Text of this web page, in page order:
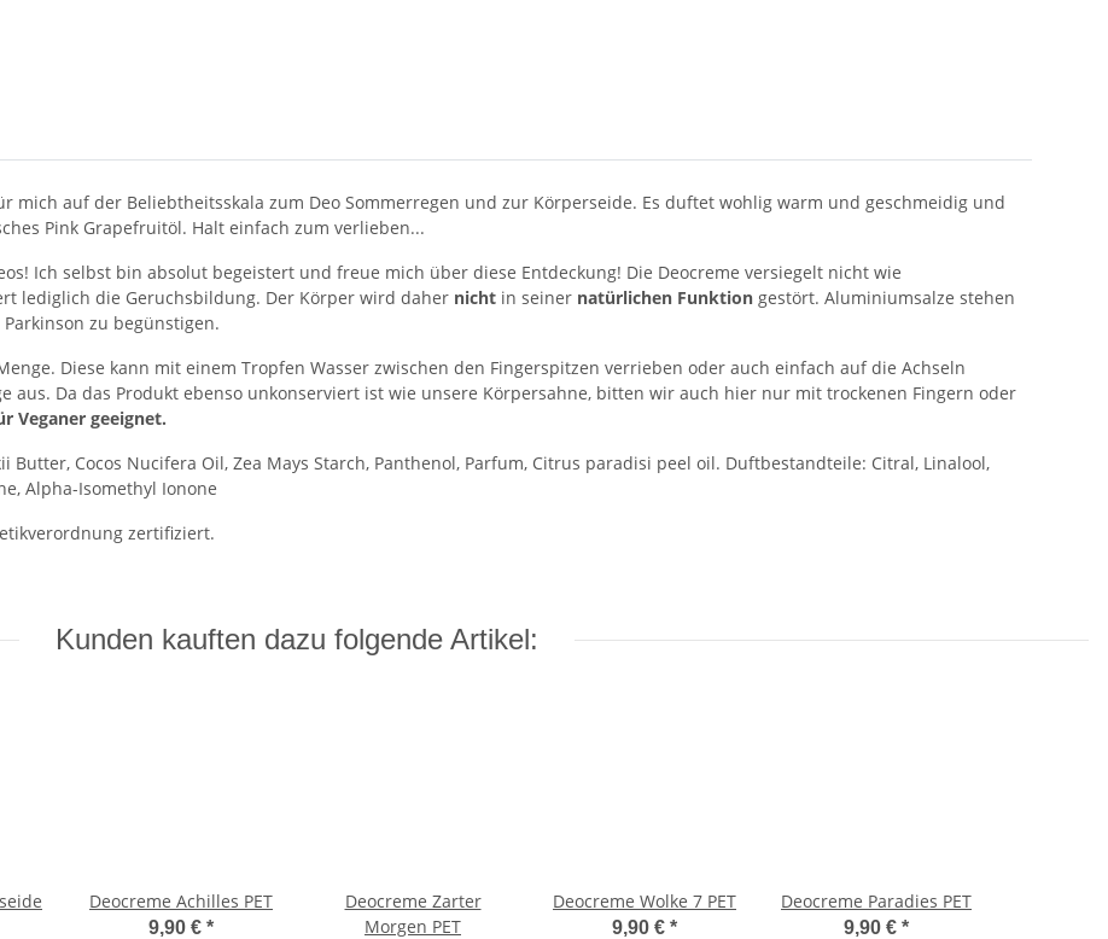
mich auf der Beliebtheitsskala zum Deo Sommerregen und zur Körperseide. Es duftet wohlig warm und geschmeidig und
Pink Grapefruitöl. Halt einfach zum verlieben...
Ich selbst bin absolut begeistert und freue mich über diese Entdeckung! Die Deocreme versiegelt nicht wie
lediglich die Geruchsbildung. Der Körper wird daher nicht in seiner natürlichen Funktion gestört. Aluminiumsalze stehen
zu begünstigen.
Diese kann mit einem Tropfen Wasser zwischen den Fingerspitzen verrieben oder auch einfach auf die Achseln
aus. Da das Produkt ebenso unkonserviert ist wie unsere Körpersahne, bitten wir auch hier nur mit trockenen Fingern oder
Veganer geeignet.
Cocos Nucifera Oil, Zea Mays Starch, Panthenol, Parfum, Citrus paradisi peel oil. Duftbestandteile: Citral, Linalool,
Alpha-Isomethyl Ionone
zertifiziert.
Kunden kauften dazu folgende Artikel:
Deocreme Achilles PET
9,90 € *
Deocreme Zarter
Morgen PET
Deocreme Wolke 7 PET
9,90 € *
Deocreme Paradies PET
9,90 € *